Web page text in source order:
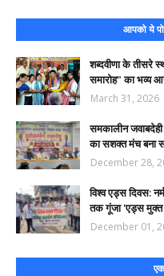
आपको ये
शब्दवीणा के तीसरे
समारोह" का भव्य
March 31, 2026
समकालीन जवाबदेही
का सशक्त मंच बना
December 28,
विश्व एड्स दिवस:
तक गूंजा 'एड्स मुक्त
December 01,